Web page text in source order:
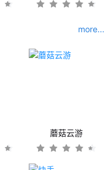
more...
蘑菇云游